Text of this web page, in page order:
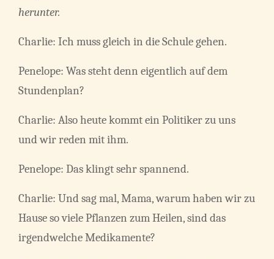
herunter.
Charlie: Ich muss gleich in die Schule gehen.
Penelope: Was steht denn eigentlich auf dem
Stundenplan?
Charlie: Also heute kommt ein Politiker zu uns
und wir reden mit ihm.
Penelope: Das klingt sehr spannend.
Charlie: Und sag mal, Mama, warum haben wir zu
Hause so viele Pflanzen zum Heilen, sind das
irgendwelche Medikamente?